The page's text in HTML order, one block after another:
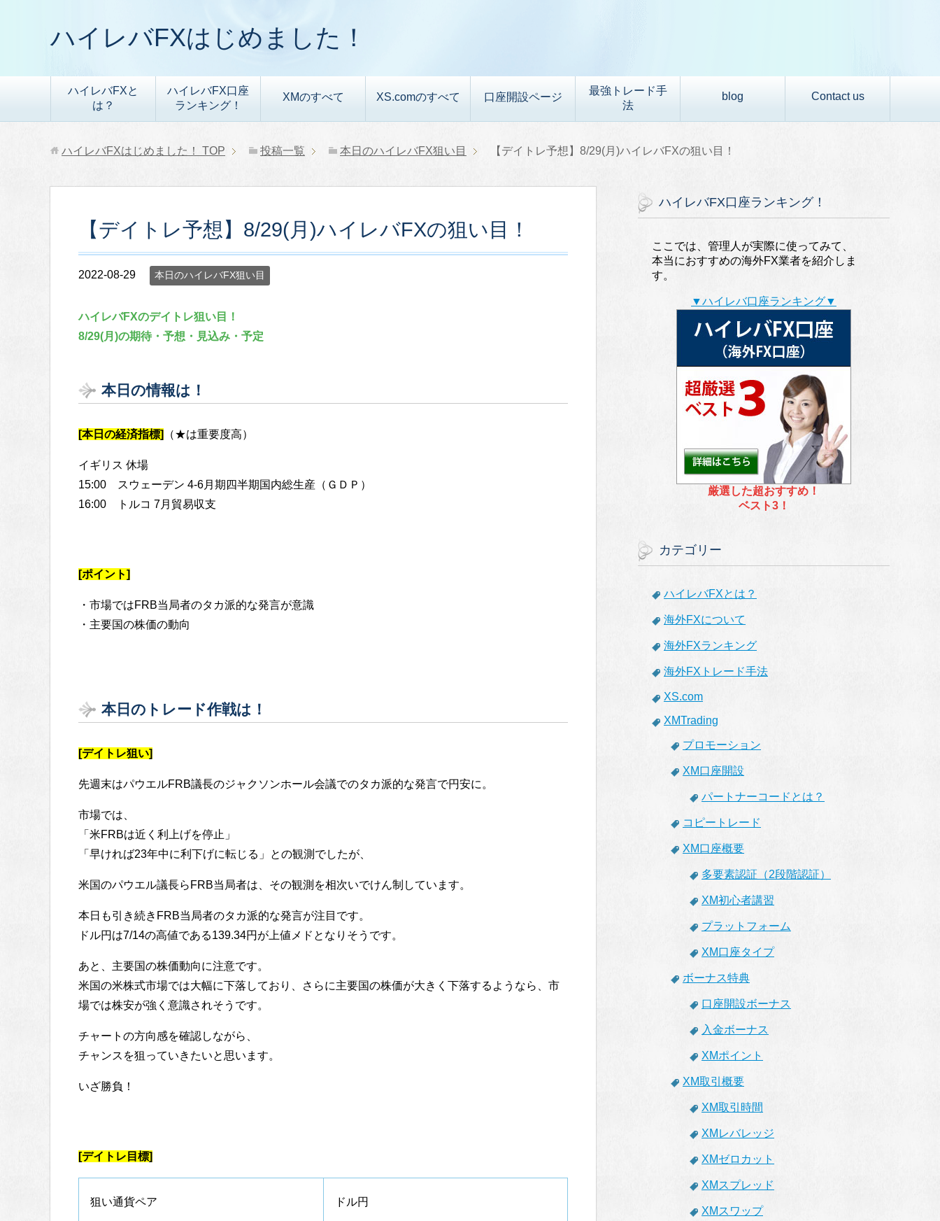
ハイレバFXはじめました！
ハイレバFXと
は？
ハイレバFX口座
ランキング！
XMのすべて XS.comのすべて 口座開設ページ
最強トレード手
法
blog Contact us
ハイレバFXはじめました！ TOP 投稿一覧 本日のハイレバFX狙い目 【デイトレ予想】8/29(月)ハイレバFXの狙い目！
【デイトレ予想】8/29(月)ハイレバFXの狙い目！
2022-08-29 本日のハイレバFX狙い目
ハイレバFXのデイトレ狙い目！
8/29(月)の期待・予想・見込み・予定
本日の情報は！
[本日の経済指標] （★は重要度高）
イギリス 休場
15:00 スウェーデン 4-6月期四半期国内総生産（ＧＤＰ）
16:00 トルコ 7月貿易収支
[ポイント]
・市場ではFRB当局者のタカ派的な発言が意識
・主要国の株価の動向
本日のトレード作戦は！
[デイトレ狙い]
先週末はパウエルFRB議長のジャクソンホール会議でのタカ派的な発言で円安に。
市場では、
「米FRBは近く利上げを停止」
「早ければ23年中に利下げに転じる」との観測でしたが、
米国のパウエル議長らFRB当局者は、その観測を相次いでけん制しています。
本日も引き続きFRB当局者のタカ派的な発言が注目です。
ドル円は7/14の高値である139.34円が上値メドとなりそうです。
あと、主要国の株価動向に注意です。
米国の米株式市場では大幅に下落しており、さらに主要国の株価が大きく下落するようなら、市
場では株安が強く意識されそうです。
チャートの方向感を確認しながら、
チャンスを狙っていきたいと思います。
いざ勝負！
[デイトレ目標]
狙い通貨ペア ドル円
ハイレバFX口座ランキング！
ここでは、管理人が実際に使ってみて、
本当におすすめの海外FX業者を紹介しま
す。
▼ハイレバ口座ランキング▼
厳選した超おすすめ！
ベスト3！
カテゴリー
ハイレバFXとは？
海外FXについて
海外FXランキング
海外FXトレード手法
XS.com
XMTrading
プロモーション
XM口座開設
パートナーコードとは？
コピートレード
XM口座概要
多要素認証（2段階認証）
XM初心者講習
プラットフォーム
XM口座タイプ
ボーナス特典
口座開設ボーナス
入金ボーナス
XMポイント
XM取引概要
XM取引時間
XMレバレッジ
XMゼロカット
XMスプレッド
XMスワップ